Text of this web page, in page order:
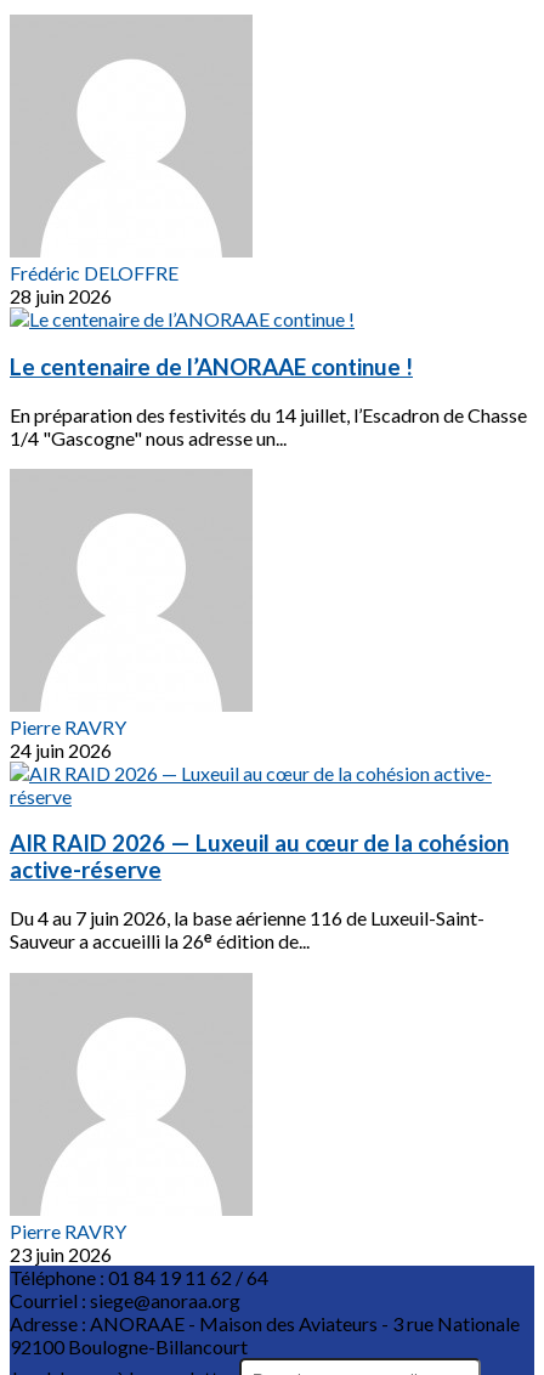
Frédéric DELOFFRE
28 juin 2026
Le centenaire de l’ANORAAE continue !
En préparation des festivités du 14 juillet, l’Escadron de Chasse
1/4 "Gascogne" nous adresse un...
Pierre RAVRY
24 juin 2026
AIR RAID 2026 — Luxeuil au cœur de la cohésion
active-réserve
Du 4 au 7 juin 2026, la base aérienne 116 de Luxeuil-Saint-
Sauveur a accueilli la 26ᵉ édition de...
Pierre RAVRY
23 juin 2026
Téléphone : 01 84 19 11 62 / 64
Courriel : siege@anoraa.org
Adresse : ANORAAE - Maison des Aviateurs - 3 rue Nationale
92100 Boulogne-Billancourt